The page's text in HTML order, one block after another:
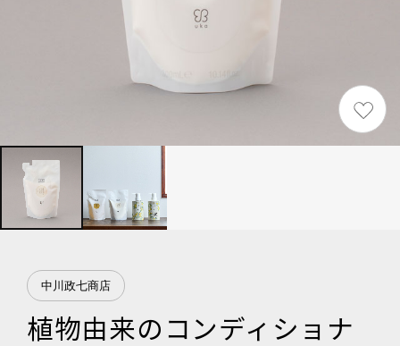
中川政七商店
植物由来のコンディショナ